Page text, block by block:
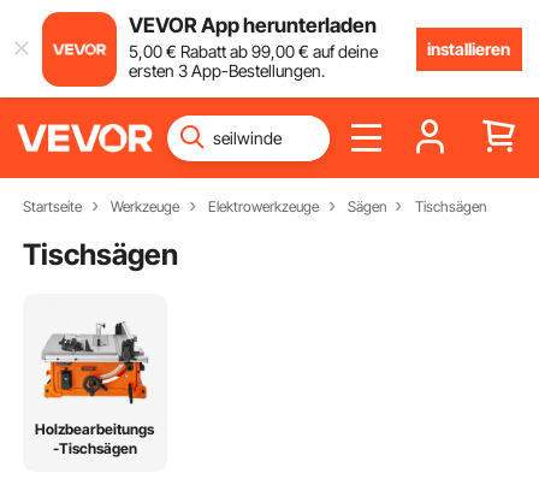
VEVOR App herunterladen
5,00€ Rabatt ab99,00€ auf deine
ersten 3 App-Bestellungen.
installieren
Startseite Werkzeuge Elektrowerkzeuge Sägen Tischsägen
Tischsägen
Holzbearbeitungs
-Tischsägen